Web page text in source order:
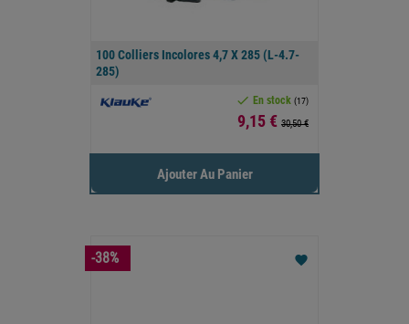
100 Colliers Incolores 4,7 X 285 (L-4.7-
285)
 En stock (17)
Prix
9,15 € 30,50 €
Ajouter Au Panier
favorite
-38%